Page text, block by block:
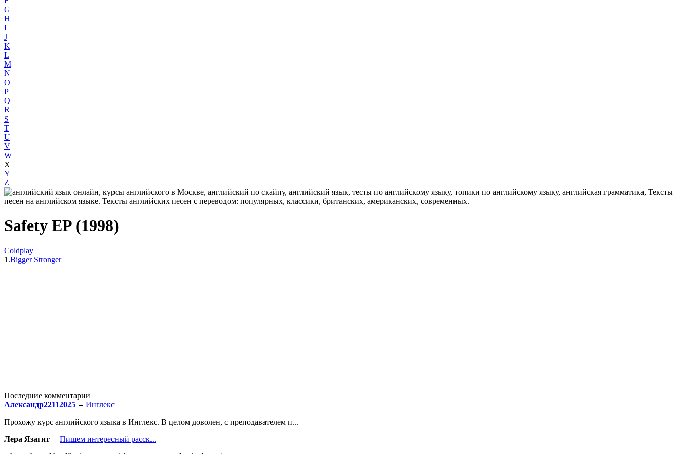
G
H
I
J
K
L
M
N
O
P
Q
R
S
T
U
V
W
X
Y
Z
Safety EP (1998)
Coldplay
1.Bigger Stronger
Последние комментарии
Александр22112025
Инглекс
Прохожу курс английского языка в Инглекс. В целом доволен, с преподавателем п...
Лера Язагит
Пишем интересный расск...